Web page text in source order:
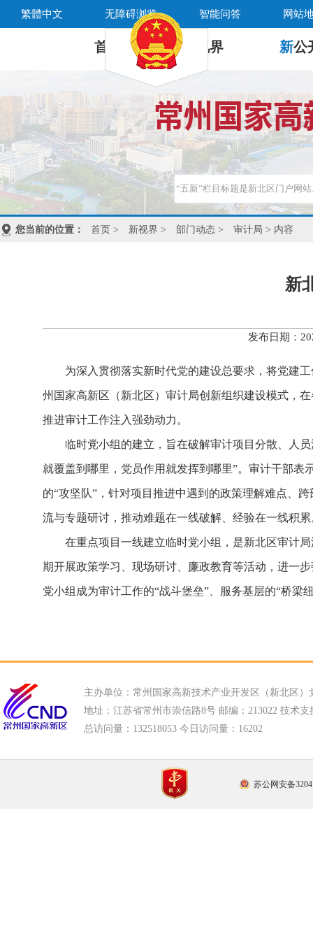
繁體中文 无障碍浏览 智能问答 网站
首 页 新 视界 新公
您当前的位置： 首页 > 新视界 > 部门动态 > 审计局 > 内容
新
发布日期：
为深入贯彻落实新时代党的建设总要求，将党建
州国家高新区（新北区）审计局创新组织建设模式，
推进审计工作注入强劲动力。
临时党小组的建立，旨在破解审计项目分散、人
就覆盖到哪里，党员作用就发挥到哪里”。审计干部
的“攻坚队”，针对项目推进中遇到的政策理解难点、
流与专题研讨，推动难题在一线破解、经验在一线积累
在重点项目一线建立临时党小组，是新北区审计
期开展政策学习、现场研讨、廉政教育等活动，进一
党小组成为审计工作的“战斗堡垒”、服务基层的“桥梁
主办单位：常州国家高新技术产业开发区（新北区）
地址：江苏省常州市崇信路8号 邮编：213022 技术支
总访问量： 132518053 今日访问量： 16202
苏公网安备